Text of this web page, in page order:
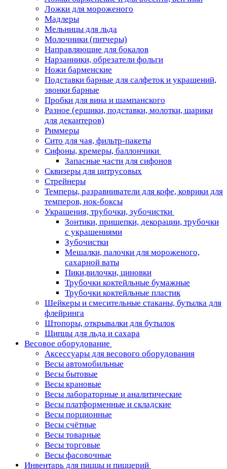
Ложки для мороженого
Мадлеры
Мельницы для льда
Молочники (питчеры)
Направляющие для бокалов
Нарзанники, обрезатели фольги
Ножи барменские
Подставки барные для салфеток и украшений,
звонки барные
Пробки для вина и шампанского
Разное (ершики, подставки, молотки, шарики
для декантеров)
Риммеры
Сито для чая, фильтр-пакеты
Сифоны, кремеры, баллончики
Запасные части для сифонов
Сквизеры для цитрусовых
Стрейнеры
Темперы, разравниватели для кофе, коврики для
темперов, нок-боксы
Украшения, трубочки, зубочистки
Зонтики, прищепки, декорации, трубочки
с украшениями
Зубочистки
Мешалки, палочки для мороженого,
сахарной ваты
Пики,вилочки, циновки
Трубочки коктейльные бумажные
Трубочки коктейльные пластик
Шейкеры и смесительные стаканы, бутылка для
флейринга
Штопоры, открывалки для бутылок
Щипцы для льда и сахара
Весовое оборудование
Аксессуары для весового оборудования
Весы автомобильные
Весы бытовые
Весы крановые
Весы лабораторные и аналитические
Весы платформенные и складские
Весы порционные
Весы счётные
Весы товарные
Весы торговые
Весы фасовочные
Инвентарь для пиццы и пиццерий